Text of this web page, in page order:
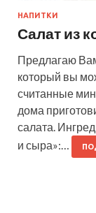
НАПИТКИ
Салат из
Предлагаю
который вы
считанные
дома
салата.
и сыра»:…